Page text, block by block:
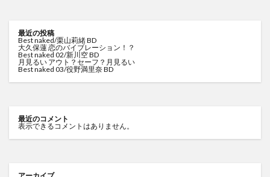
最近の投稿
Best naked/栗山莉緒 BD
大久保蓮 恋のバイブレーション！？
Best naked 02/新川空 BD
月見るい アウト？セーフ？月見るい
Best naked 03/役野満里奈 BD
最近のコメント
表示できるコメントはありません。